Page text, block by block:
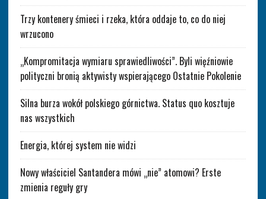
Trzy kontenery śmieci i rzeka, która oddaje to, co do niej
wrzucono
„Kompromitacja wymiaru sprawiedliwości”. Byli więźniowie
polityczni bronią aktywisty wspierającego Ostatnie Pokolenie
Silna burza wokół polskiego górnictwa. Status quo kosztuje
nas wszystkich
Energia, której system nie widzi
Nowy właściciel Santandera mówi „nie” atomowi? Erste
zmienia reguły gry